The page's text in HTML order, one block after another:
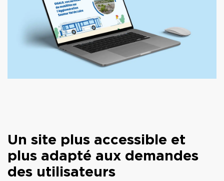
Un site plus accessible et
plus adapté aux demandes
des utilisateurs